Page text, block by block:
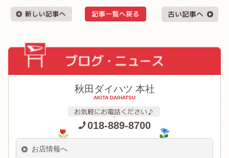
秋田ダイハツ 本社
AKITA DAIHATSU
018-889-8700
お店情報へ